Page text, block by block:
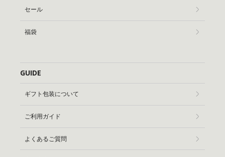
セール
福袋
GUIDE
ギフト包装について
ご利用ガイド
よくあるご質問